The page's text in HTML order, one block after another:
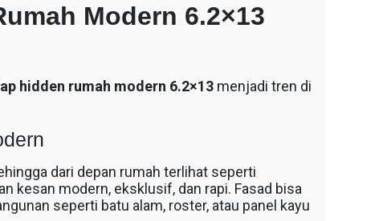
Modern 6.2×13
hidden rumah modern 6.2×13menjadi tren di
dari depan rumah terlihat seperti
kesan modern, eksklusif, dan rapi. Fasad bisa
seperti batu alam, roster, atau panel kayu